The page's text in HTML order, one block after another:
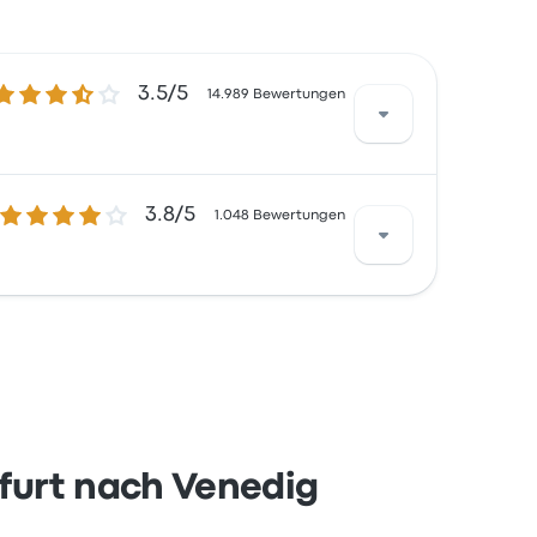
von 5 Sternen3.5/5 14.989 Bewertungen
waren besonders zufrieden mit der
Reise beginnen bei 20 €
3.8 von 5 Sternen3.8/5 1.048 Bewertungen
nach Venedig